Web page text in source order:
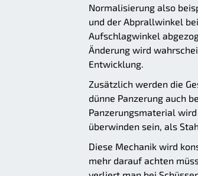
Normalisierung also
und der Abprallwinkel
Aufschlagwinkel
Änderung wird
Entwicklung.
Zusätzlich werden die
dünne Panzerung auch
Panzerungsmaterial
überwinden sein, als
Diese Mechanik wird
mehr darauf achten